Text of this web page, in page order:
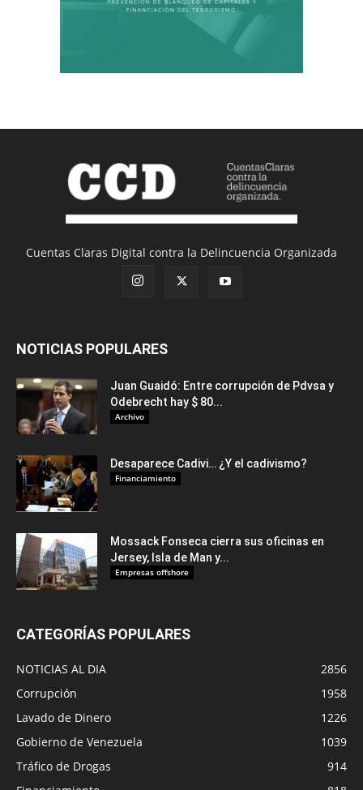
Cuentas Claras Digital contra la Delincuencia Organizada
NOTICIAS POPULARES
Juan Guaidó: Entre corrupción de Pdvsa y
Odebrecht hay $ 80...
Archivo
Desaparece Cadivi… ¿Y el cadivismo?
Financiamiento
Mossack Fonseca cierra sus oficinas en
Jersey, Isla de Man y...
Empresas offshore
CATEGORÍAS POPULARES
NOTICIAS AL DIA
2856
Corrupción
1958
Lavado de Dinero
1226
Gobierno de Venezuela
1039
Tráfico de Drogas
914